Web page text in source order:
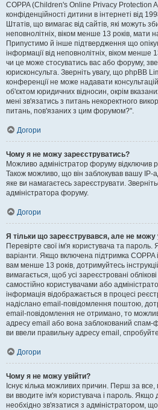
COPPA (Children's Online Privacy Protection
конфіденційності дитини в інтернеті від
Штатів, що вимагає від сайтів, які можуть
неповнолітніх, віком менше 13 років, мати
Припустимо й інше підтвердження що
інформації від неповнолітніх, віком менше
чи це може стосуватись вас або форуму,
юрисконсульта. Зверніть увагу, що phpBB
конференції не може надавати
об'єктом юридичних відносин, окрім
мені зв'язатись з питань некоректного
питань, пов'язаних з цим форумом?".
Догори
Чому я не можу зареєструватись?
Можливо адміністратор форуму відключив
Також можливо, що він заблокував вашу IP-
яке ви намагаєтесь зареєструвати.
адміністратора форуму.
Догори
Я тільки що зареєструвався, але не можу
Перевірте свої ім'я користувача та
варіанти. Якщо включена підтримка COPPA
вам менше 13 років, дотримуйтесь
вимагається, щоб усі зареєстровані
самостійно користувачами або
інформація відображається в процесі
надіслано email-повідомлення поштою,
email-повідомлення не отримано, то
адресу email або вона заблокований спам-
ви ввели правильну адресу email,
Догори
Чому я не можу увійти?
Існує кілька можливих причин. Перш за
ви вводите ім'я користувача і пароль. Якщо
необхідно зв'язатися з адміністратором,